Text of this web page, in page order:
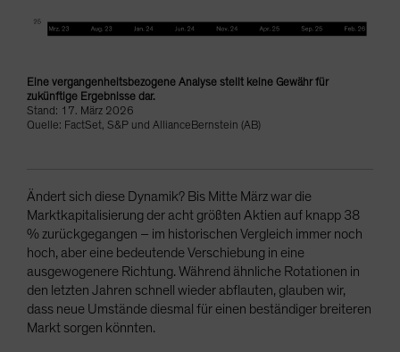
Eine vergangenheitsbezogene Analyse stellt keine Gewähr für
zukünftige Ergebnisse dar.
Stand: 17. März 2026
Quelle: FactSet, S&P und AllianceBernstein (AB)
Ändert sich diese Dynamik? Bis Mitte März war die
Marktkapitalisierung der acht größten Aktien auf knapp 38
% zurückgegangen – im historischen Vergleich immer noch
hoch, aber eine bedeutende Verschiebung in eine
ausgewogenere Richtung. Während ähnliche Rotationen in
den letzten Jahren schnell wieder abflauten, glauben wir,
dass neue Umstände diesmal für einen beständiger breiteren
Markt sorgen könnten.